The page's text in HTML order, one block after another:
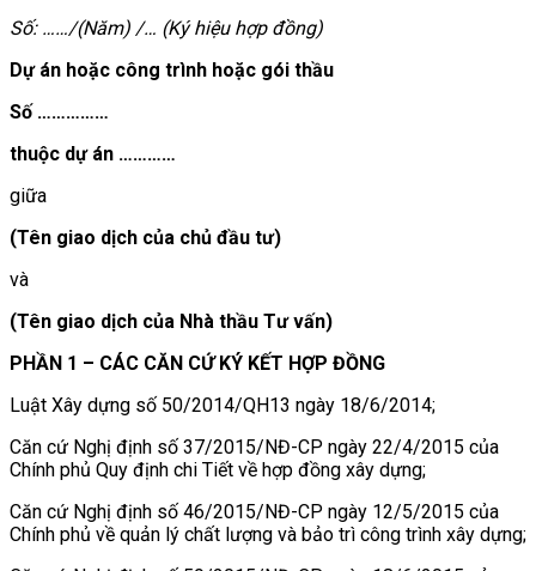
Số: ……/(Năm) /… (Ký hiệu hợp đồng)
Dự án hoặc công trình hoặc gói thầu
Số ……………
thuộc dự án …………
giữa
(Tên giao dịch của chủ đầu tư)
và
(Tên giao dịch của Nhà thầu Tư vấn)
PHẦN 1 – CÁC CĂN CỨ KÝ KẾT HỢP ĐỒNG
Luật Xây dựng số 50/2014/QH13 ngày 18/6/2014;
Căn cứ Nghị định số 37/2015/NĐ-CP ngày 22/4/2015 của
Chính phủ Quy định chi Tiết về hợp đồng xây dựng;
Căn cứ Nghị định số 46/2015/NĐ-CP ngày 12/5/2015 của
Chính phủ về quản lý chất lượng và bảo trì công trình xây dựng;